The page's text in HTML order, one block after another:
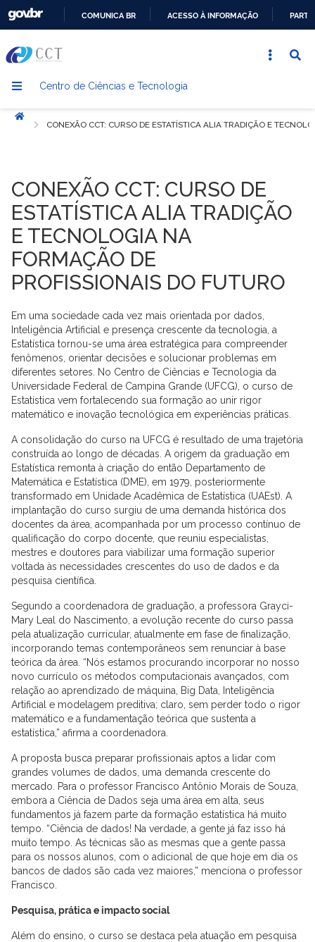
CONTEÚDO
COMUNICA BR ACESSO À INFORMAÇÃO
Centro de Ciências e Tecnologia
Início
CONEXÃO CCT: CURSO DE ESTATÍSTICA ALIA TRADIÇÃO E
CONEXÃO CCT: CURSO DE
ESTATÍSTICA ALIA TRADIÇÃO
E TECNOLOGIA NA
FORMAÇÃO DE
PROFISSIONAIS DO FUTURO
Em uma sociedade cada vez mais orientada por dados,
Inteligência Artificial e presença crescente da tecnologia, a
Estatística tornou-se uma área estratégica para compreender
fenômenos, orientar decisões e solucionar problemas em
diferentes setores. No Centro de Ciências e Tecnologia da
Universidade Federal de Campina Grande (UFCG), o curso de
Estatística vem fortalecendo sua formação ao unir rigor
matemático e inovação tecnológica em experiências práticas.
A consolidação do curso na UFCG é resultado de uma trajetória
construída ao longo de décadas. A origem da graduação em
Estatística remonta à criação do então Departamento de
Matemática e Estatística (DME), em 1979, posteriormente
transformado em Unidade Acadêmica de Estatística (UAEst). A
implantação do curso surgiu de uma demanda histórica dos
docentes da área, acompanhada por um processo contínuo de
qualificação do corpo docente, que reuniu especialistas,
mestres e doutores para viabilizar uma formação superior
voltada às necessidades crescentes do uso de dados e da
pesquisa científica.
Segundo a coordenadora de graduação, a professora Grayci-
Mary Leal do Nascimento, a evolução recente do curso passa
pela atualização curricular, atualmente em fase de finalização,
incorporando temas contemporâneos sem renunciar à base
teórica da área. “Nós estamos procurando incorporar no nosso
novo currículo os métodos computacionais avançados, com
relação ao aprendizado de máquina, Big Data, Inteligência
Artificial e modelagem preditiva; claro, sem perder todo o rigor
matemático e a fundamentação teórica que sustenta a
estatística,” afirma a coordenadora.
A proposta busca preparar profissionais aptos a lidar com
grandes volumes de dados, uma demanda crescente do
mercado. Para o professor Francisco Antônio Morais de Souza,
embora a Ciência de Dados seja uma área em alta, seus
fundamentos já fazem parte da formação estatística há muito
tempo. “Ciência de dados! Na verdade, a gente já faz isso há
muito tempo. As técnicas são as mesmas que a gente passa
para os nossos alunos, com o adicional de que hoje em dia os
bancos de dados são cada vez maiores,” menciona o professor
Francisco.
Pesquisa, prática e impacto social
Além do ensino, o curso se destaca pela atuação em pesquisa